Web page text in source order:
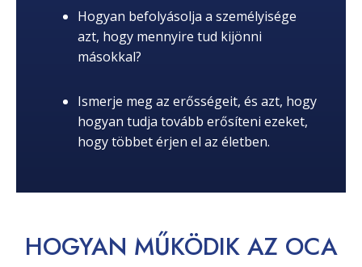
Hogyan befolyásolja a személyisége
azt, hogy mennyire tud kijönni
másokkal?
Ismerje meg az erősségeit, és azt, hogy
hogyan tudja tovább erősíteni ezeket,
hogy többet érjen el az életben.
HOGYAN MŰKÖDIKAZ OCA